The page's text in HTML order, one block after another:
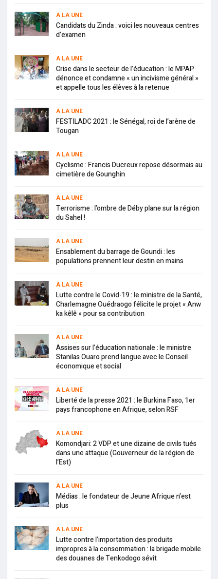
A LA UNE
Candidats du Zinda : voici les nouveaux centres
d’examen
A LA UNE
Crise dans le secteur de l’éducation : le MPAP
dénonce et condamne « un incivisme général »
et appelle tous les élèves à la retenue
A LA UNE
FESTILADC 2021 : le Sénégal, roi de l’arène de
Tougan
A LA UNE
Cyclisme : Francis Ducreux repose désormais au
cimetière de Gounghin
A LA UNE
Terrorisme : l’ombre de Déby plane sur la région
du Sahel !
A LA UNE
Ensablement du barrage de Goundi : les
populations prennent leur destin en mains
A LA UNE
Lutte contre le Covid-19 : le ministre de la Santé,
Charlemagne Ouédraogo félicite le projet « Anw
ka kêlê » pour sa contribution
A LA UNE
Assises sur l’éducation nationale : le ministre
Stanilas Ouaro prend langue avec le Conseil
économique et social
A LA UNE
Liberté de la presse 2021 : le Burkina Faso, 1er
pays francophone en Afrique, selon RSF
A LA UNE
Komondjari: 2 VDP et une dizaine de civils tués
dans une attaque (Gouverneur de la région de
l’Est)
A LA UNE
Médias : le fondateur de Jeune Afrique n’est
plus
A LA UNE
Lutte contre l’importation des produits
impropres à la consommation : la brigade mobile
des douanes de Tenkodogo sévit